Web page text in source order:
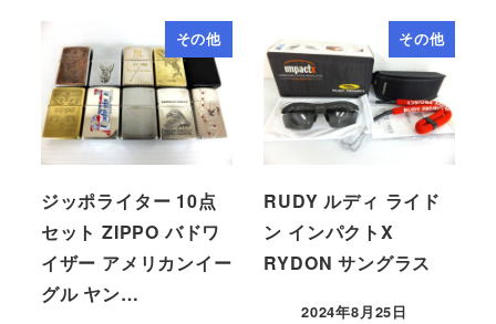
その他
ジッポライター 10点
セット ZIPPO バドワ
イザー アメリカンイー
グル ヤン…
その他
RUDY ルディ ライド
ン インパクトX
RYDON サングラス
2024年8月25日